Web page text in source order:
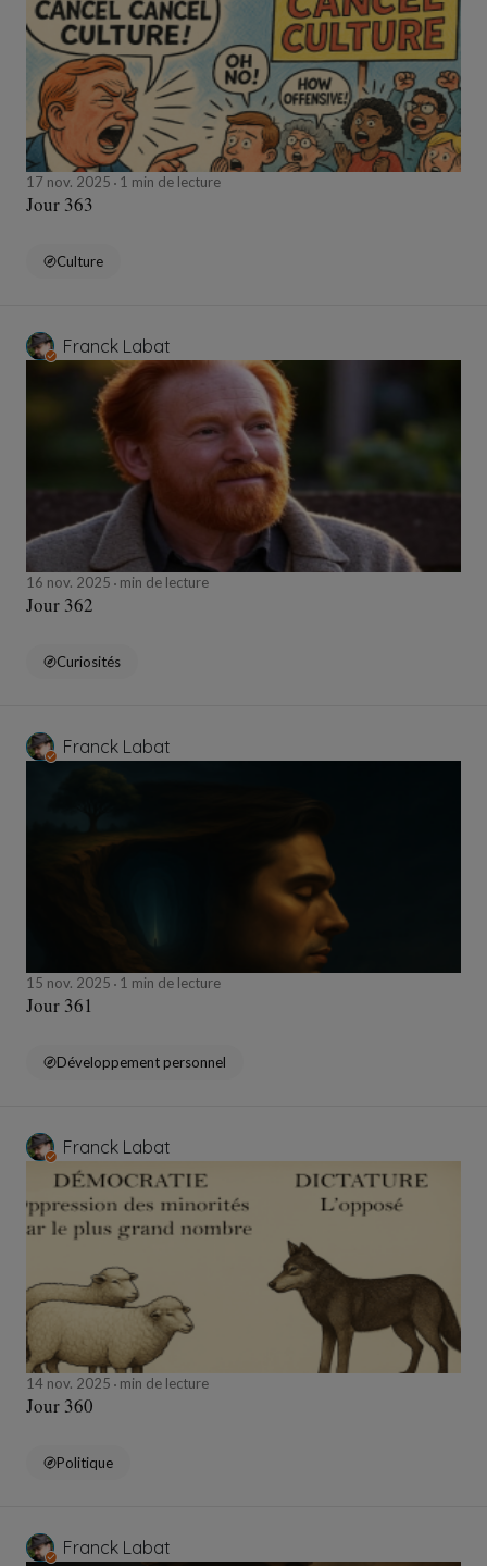
17 nov. 2025 1 min de lecture
Jour 363
Culture
Franck Labat
16 nov. 2025 min de lecture
Jour 362
Curiosités
Franck Labat
15 nov. 2025 1 min de lecture
Jour 361
Développement personnel
Franck Labat
14 nov. 2025 min de lecture
Jour 360
Politique
Franck Labat